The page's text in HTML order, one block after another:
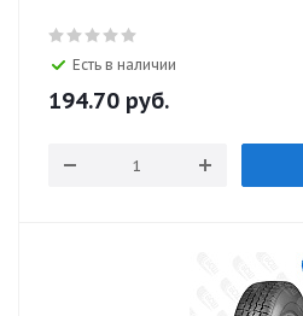
Есть в наличии
194.70 руб.